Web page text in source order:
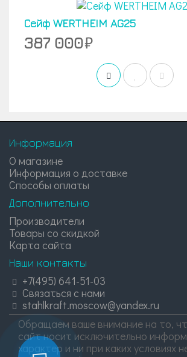
Сейф WERTHEIM AG25
387 000
Информация
О магазине
Информация о доставке
Способы оплаты
Дополнительно
Производители
Товары со скидкой
Карта сайта
Наши контакты
+7(495) 641-51-03
Связаться с нами
stahlkraft.moscow@yandex.ru
Обращаем ваше внимание на то,
сайт носит исключительно
характер и ни при каких условиях